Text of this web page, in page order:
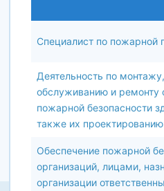
Специалист по пожарной
Деятельность по
обслуживанию и ремонту
пожарной безопасности
также их проектированию
Обеспечение пожарной
организаций, лицами,
организации